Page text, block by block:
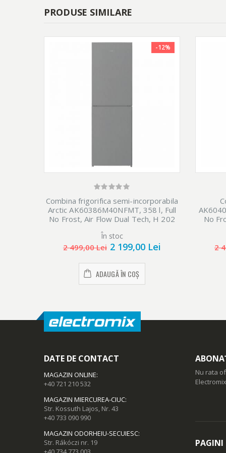
PRODUSE SIMILARE
-12%
Combina frigorifica semi-incorporabila
Arctic AK60386M40NFMT, 358 l, Full
No Frost, Air Flow Dual Tech, H 202
În stoc
2 499,00 Lei 2 199,00 Lei
ADAUGĂ ÎN COȘ
No
2
DATE DE CONTACT
MAGAZIN ONLINE:
+40 721 210 532
MAGAZIN MIERCUREA-CIUC:
Str. Kossuth Lajos, Nr. 43
+40 733 090 990
MAGAZIN ODORHEIU-SECUIESC:
Str. Rákóczi nr. 19
Nu rata
PAGINI